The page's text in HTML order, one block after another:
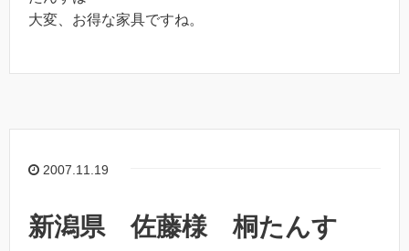
大変、お得な家具ですね。
2007.11.19
新潟県 佐藤様 桐たんす